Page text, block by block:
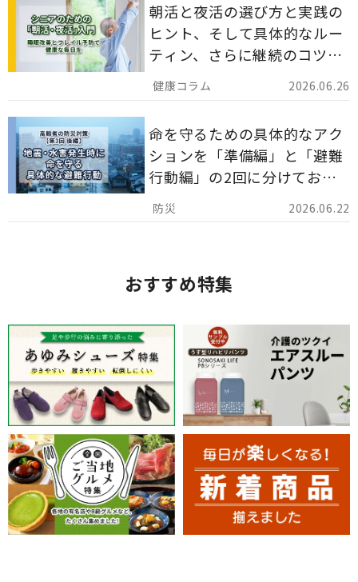
2026.06.26
朝活と夜活の選び方と実践の
ヒント、そして具体的なルー
ティン、さらに継続のコツま
でを詳しくご紹介します。
2026.06.22
命を守るための具体的なアク
ションを「準備編」と「避難
行動編」の2回に分けてお届
けしています。
おすすめ特集